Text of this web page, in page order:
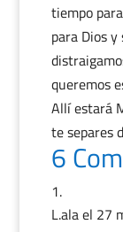
tiempo
para Dios
queremos
Allí estará
te separes
6
L.alael 27